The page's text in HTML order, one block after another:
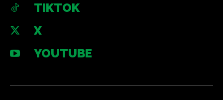
TIKTOK
X
YOUTUBE